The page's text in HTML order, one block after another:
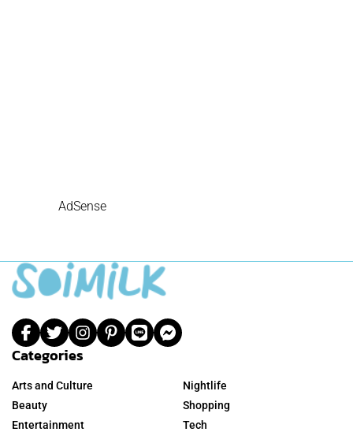
AdSense
Categories
Arts and Culture
Beauty
Entertainment
Nightlife
Shopping
Tech